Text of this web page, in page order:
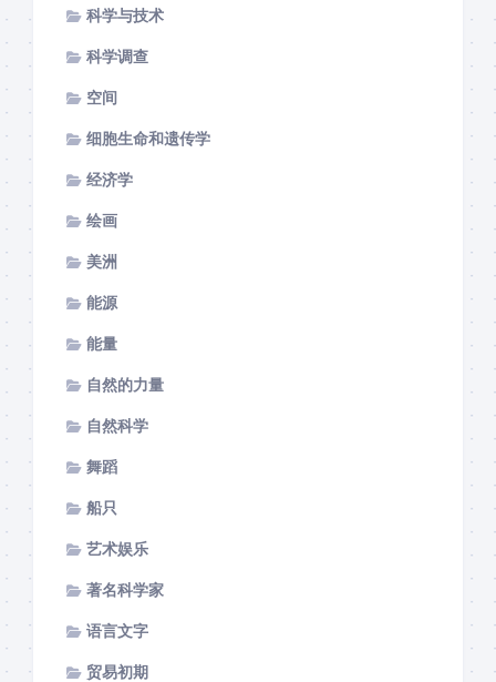
科学与技术
科学调查
空间
细胞生命和遗传学
经济学
绘画
美洲
能源
能量
自然的力量
自然科学
舞蹈
船只
艺术娱乐
著名科学家
语言文字
贸易初期